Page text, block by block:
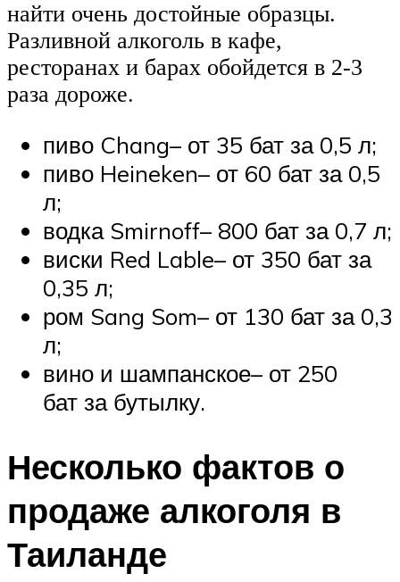
найти очень достойные образцы.
Разливной алкоголь в кафе,
ресторанах и барах обойдется в 2-3
раза дороже.
пиво Chang– от 35 бат за 0,5 л;
пиво Heineken– от 60 бат за 0,5
л;
водка Smirnoff– 800 бат за 0,7 л;
виски Red Lable– от 350 бат за
0,35 л;
ром Sang Som– от 130 бат за 0,3
л;
вино и шампанское– от 250
бат за бутылку.
Несколько фактов о
продаже алкоголя в
Таиланде